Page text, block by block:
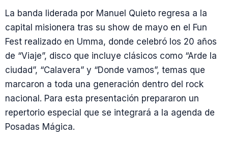
La banda liderada por Manuel Quieto regresa a la
capital misionera tras su show de mayo en el Fun
Fest realizado en Umma, donde celebró los 20 años
de “Viaje”, disco que incluye clásicos como “Arde la
ciudad”, “Calavera” y “Donde vamos”, temas que
marcaron a toda una generación dentro del rock
nacional. Para esta presentación prepararon un
repertorio especial que se integrará a la agenda de
Posadas Mágica.